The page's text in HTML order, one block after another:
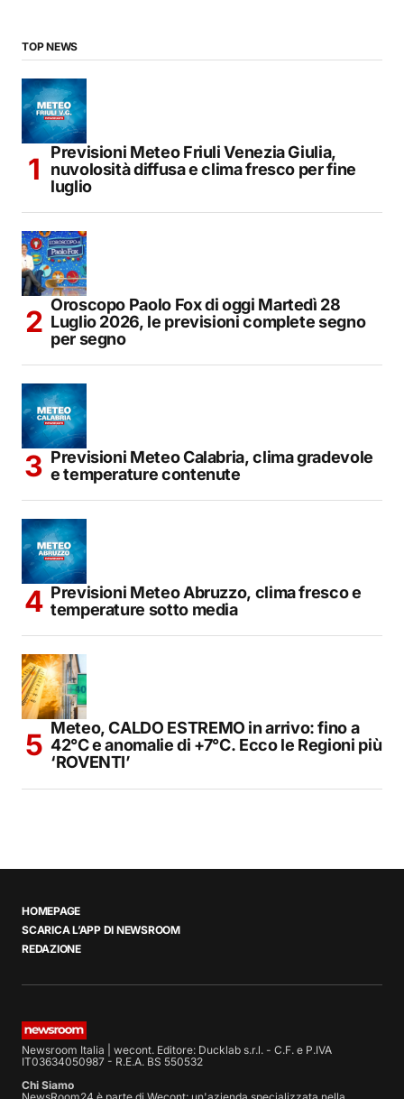
TOP NEWS
Previsioni Meteo Friuli Venezia Giulia,
nuvolosità diffusa e clima fresco per fine
luglio
Oroscopo Paolo Fox di oggi Martedì 28
Luglio 2026, le previsioni complete segno
per segno
Previsioni Meteo Calabria, clima gradevole
e temperature contenute
Previsioni Meteo Abruzzo, clima fresco e
temperature sotto media
Meteo, CALDO ESTREMO in arrivo: fino a
42°C e anomalie di +7°C. Ecco le Regioni più
‘ROVENTI’
HOMEPAGE
SCARICA L’APP DI NEWSROOM
REDAZIONE
Newsroom Italia | wecont. Editore: Ducklab s.r.l. - C.F. e P.IVA
IT03634050987 - R.E.A. BS 550532
Chi Siamo